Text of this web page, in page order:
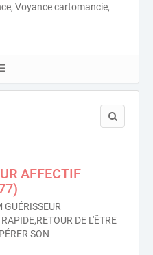
Voyance cartomancie,
AFFECTIF
DE L'ÊTRE
SON